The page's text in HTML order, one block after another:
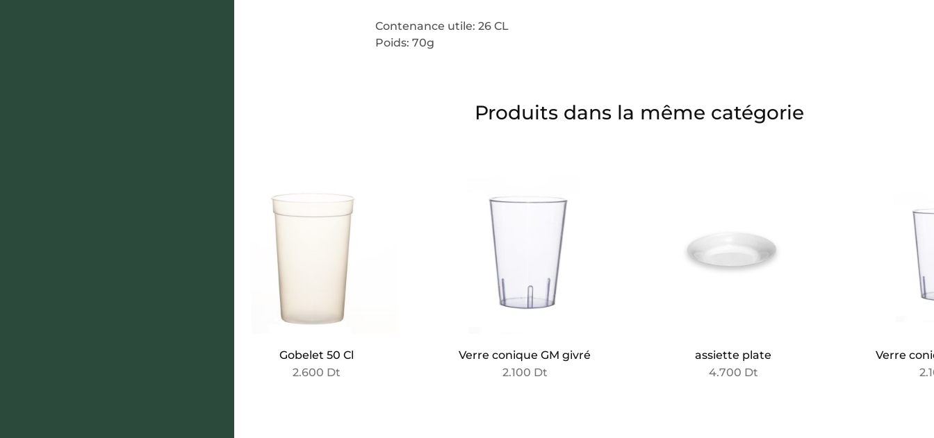
Contenance utile: 26 CL
Poids: 70g
Produits dans la même catégorie
Gobelet 50 Cl
2.600 Dt
Verre conique GM givré
2.100 Dt
assiette plate
4.700 Dt
Verre